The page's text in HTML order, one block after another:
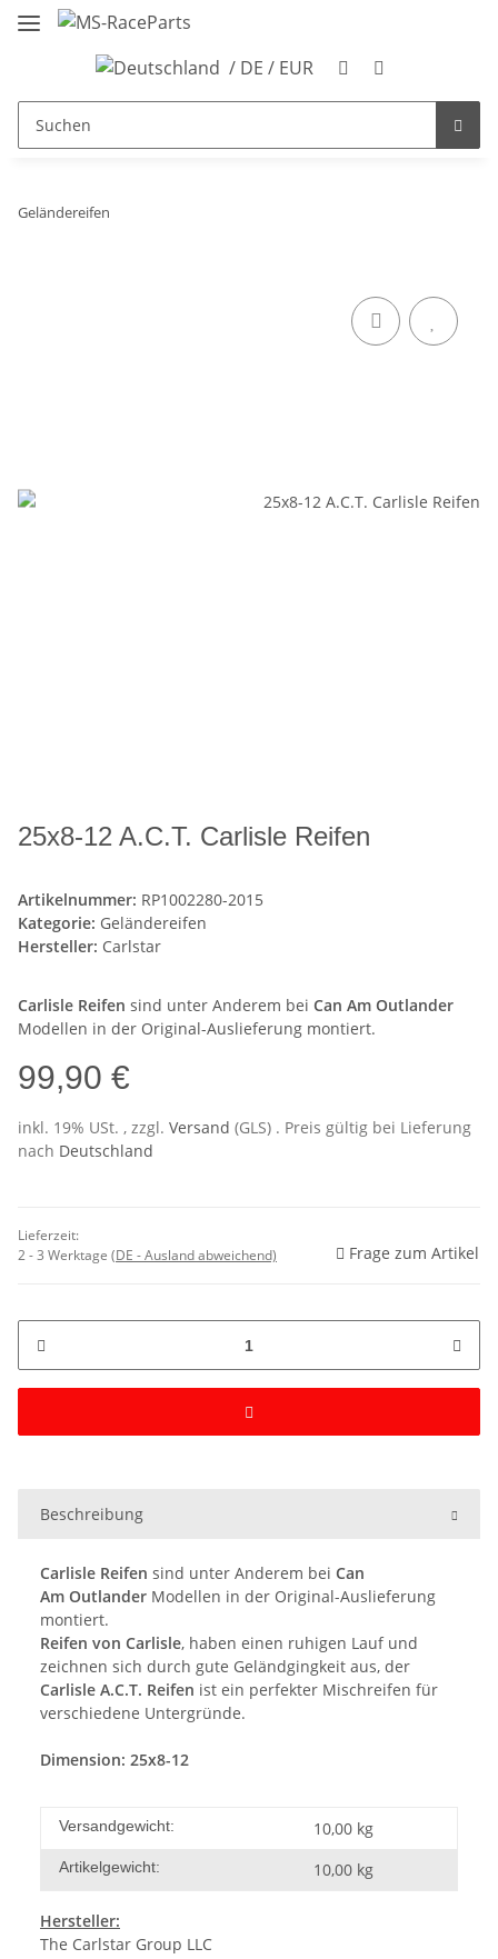
/ DE / EUR
Geländereifen
25x8-12 A.C.T. Carlisle Reifen
Artikelnummer: RP1002280-2015
Kategorie: Geländereifen
Hersteller: Carlstar
Carlisle Reifen sind unter Anderem bei Can Am Outlander
Modellen in der Original-Auslieferung montiert.
99,90 €
inkl. 19% USt. , zzgl. Versand (GLS) . Preis gültig bei Lieferung
nach Deutschland
Lieferzeit:
2 - 3 Werktage (DE - Ausland abweichend) Frage zum Artikel
Beschreibung
Carlisle Reifen sind unter Anderem bei Can
Am Outlander Modellen in der Original-Auslieferung
montiert.
Reifen von Carlisle, haben einen ruhigen Lauf und
zeichnen sich durch gute Geländgingkeit aus, der
Carlisle A.C.T. Reifen ist ein perfekter Mischreifen für
verschiedene Untergründe.
Dimension: 25x8-12
Versandgewicht: 10,00 kg
Artikelgewicht: 10,00 kg
Hersteller:
The Carlstar Group LLC